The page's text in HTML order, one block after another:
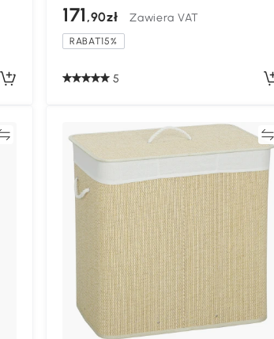
171 ,90zł Zawiera VAT
RABAT15%
5
Porównywać